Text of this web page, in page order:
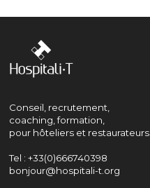
d’énergie
Conseil, recrutement,
coaching, formation,
pour hôteliers et restaurateurs.
Tel : +33(0)666740398
bonjour@hospitali-t.org